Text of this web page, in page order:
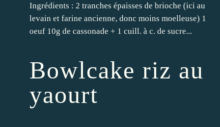
Ingrédients : 2 tranches épaisses de brioche (ici au
levain et farine ancienne, donc moins moelleuse) 1
oeuf 10g de cassonade + 1 cuill. à c. de sucre...
Bowlcake riz au
yaourt